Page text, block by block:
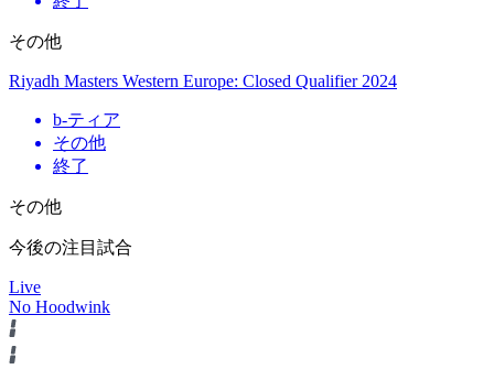
その他
Riyadh Masters Western Europe: Closed Qualifier 2024
b-ティア
その他
終了
その他
今後の注目試合
Live
No Hoodwink